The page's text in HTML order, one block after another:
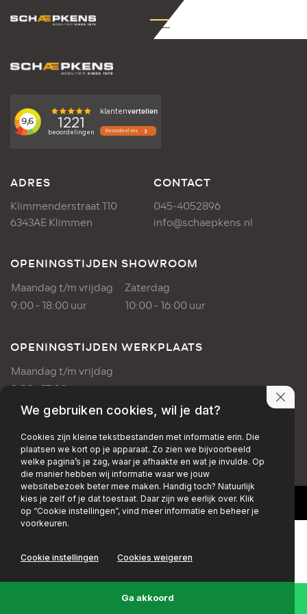
ADRES
Klimmenderstraat 110
6343AE Klimmen
CONTACT
045-4052896
info@schaepkens.nl
OPENINGSTIJDEN SHOWROOM
Maandag t/m vrijdag
Zaterdag
9:00 - 18:00 uur
10:00 - 16:00 uur
OPENINGSTIJDEN WERKPLAATS
Maandag t/m vrijdag
8:00 - 17:00 uur
+EMAIL +FACEBOOK+INSTAGRAM
We gebruiken cookies, wil je dat?
Cookies zijn kleine tekstbestanden met informatie erin. Die
plaatsen we kort op je apparaat. Zo zien we bijvoorbeeld
welke pagina’s je zag, waar je afhaakte en wat je invulde. Op
die manier hebben wij informatie waar we jouw
websitebezoek beter mee maken. Handig toch? Natuurlijk
kies je zelf of je dat toestaat. Daar zijn we eerlijk over. Klik
op “Cookie instellingen”, vind meer informatie en beheer je
voorkeuren.
Cookie instellingen Cookies weigeren
Ga akkoord